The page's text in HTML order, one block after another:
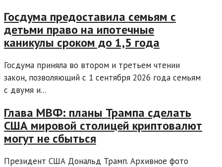
Госдума предоставила семьям с
детьми право на ипотечные
каникулы сроком до 1,5 года
Госдума приняла во втором и третьем чтении
закон, позволяющий с 1 сентября 2026 года семьям
с двумя и...
Глава МВФ: планы Трампа сделать
США мировой столицей криптовалют
могут не сбыться
Президент США Дональд Трамп. Архивное фото